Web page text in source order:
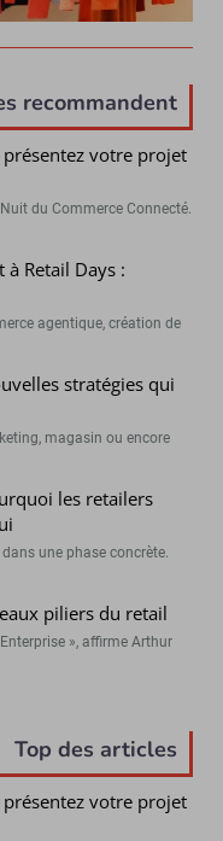
recommandent
votre projet
du Commerce Connecté.
à Retail Days :
agentique, création de
stratégies qui
magasin ou encore
les retailers
une phase concrète.
piliers du retail
», affirme Arthur
Top des articles
votre projet